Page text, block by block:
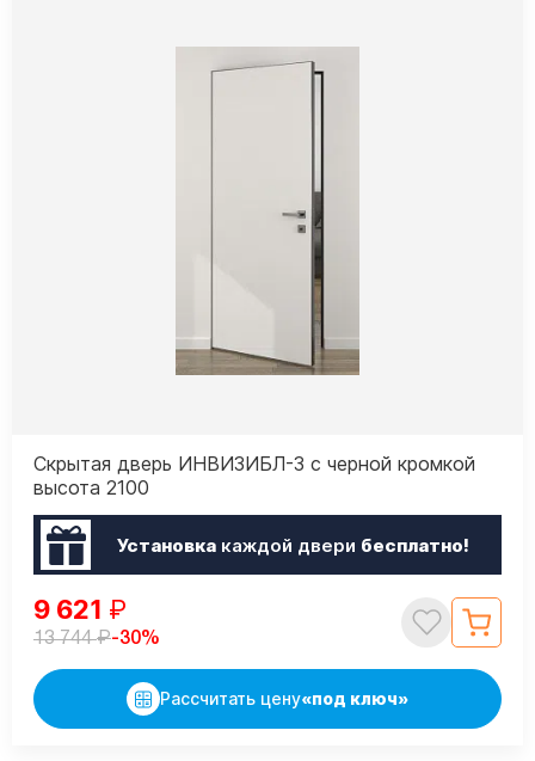
Скрытая дверь ИНВИЗИБЛ-3 с черной кромкой
высота 2100
Установкакаждой двери бесплатно!
9 621 ₽
13 744₽-30%
Рассчитать цену«под ключ»